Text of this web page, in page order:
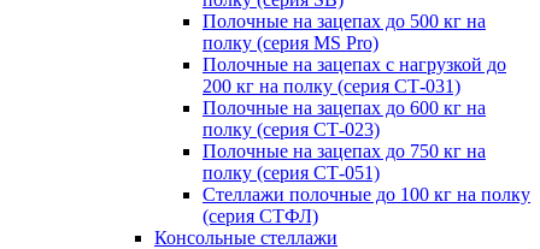
Полочные на зацепах до 500 кг на
полку (серия MS Pro)
Полочные на зацепах с нагрузкой до
200 кг на полку (серия СТ-031)
Полочные на зацепах до 600 кг на
полку (серия СТ-023)
Полочные на зацепах до 750 кг на
полку (серия СТ-051)
Стеллажи полочные до 100 кг на полку
(серия СТФЛ)
Консольные стеллажи